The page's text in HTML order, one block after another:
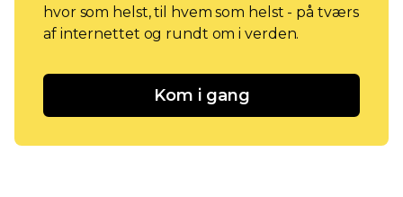
hvor som helst, til hvem som helst - på tværs
af internettet og rundt om i verden.
Kom i gang